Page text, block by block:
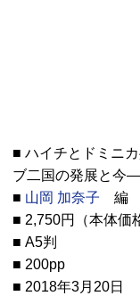
■ ハイチとドミニ
ブ二国の発展と
■ 山岡 加奈子 編
■ 2,750円（本体価
■ A5判
■ 200pp
■ 2018年3月20日